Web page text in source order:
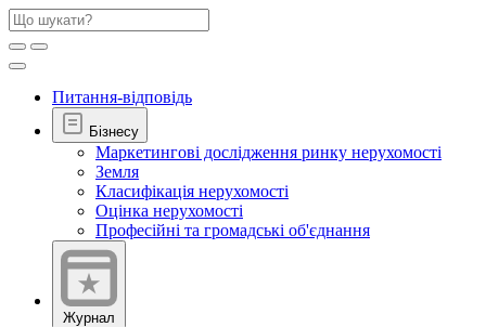
Питання-відповідь
Бізнесу
Маркетингові дослідження ринку нерухомості
Земля
Класифікація нерухомості
Оцінка нерухомості
Професійні та громадські об'єднання
Журнал